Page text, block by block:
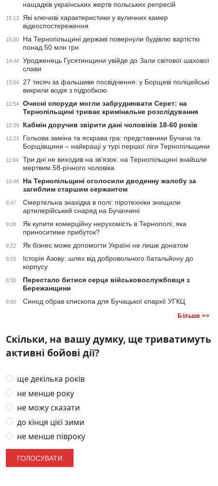
нащадків українських жертв польських репресій
15:13
Які ключові характеристики у вуличних камер
відеоспостереження
15:00
На Тернопільщині державі повернули будівлю вартістю
понад 50 млн грн
14:44
Уродженець Гусятинщини увійде до Зали світової шахової
слави
13:04
27 тисяч за фальшиве посвідчення: у Борщеві поліцейські
викрили водія з підробкою
12:54
Очисні споруди могли забруднювати Серет: на
Тернопільщині триває кримінальне розслідування
12:39 Кабмін доручив звірити дані чоловіків 18-60 років
12:23
Гольова заміна та яскрава гра: представники Бучача та
Борщівщини – найкращі у турі першої ліги Тернопільщини
11:04
Три дні не виходив на зв’язок: на Тернопільщині знайшли
мертвим 58-річного чоловіка
10:48
На Тернопільщині оголосили дводенну жалобу за
загиблим старшим сержантом
9:47
Смертельна знахідка в полі: піротехніки знищили
артилерійський снаряд на Бучаччині
9:28
Як купити комерційну нерухомість в Тернополі, яка
приноситиме прибуток?
9:22 Як бізнес може допомогти Україні не лише донатом
9:15
Історія Азову: шлях від добровольчого батальйону до
корпусу
8:30
Перестало битися серце військовослужбовця з
Бережанщини
8:00 Синод обрав єпископа для Бучацької єпархії УГКЦ
Більше >>
Скільки, на вашу думку, ще триватимуть
активні бойові дії?
ще декілька років
не менше року
не можу сказати
до кінця цієї зими
не менше півроку